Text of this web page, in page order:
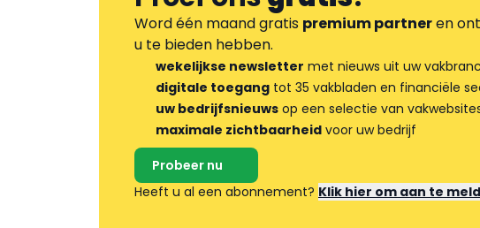
Word één maand gratis premium partneren
u te bieden hebben.
wekelijkse newsletter met nieuws uit uw
digitale toegang tot 35 vakbladen en financiële
uw bedrijfsnieuws op een selectie van
maximale zichtbaarheid voor uw bedrijf
Probeer nu
Heeft u al een abonnement? Klik hier om aan te